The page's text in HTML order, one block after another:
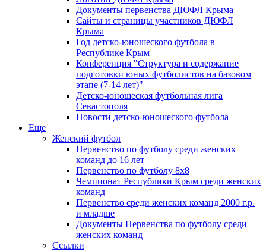
Документы первенства ДЮФЛ Крыма
Сайты и страницы участников ДЮФЛ
Крыма
Год детско-юношеского футбола в
Республике Крым
Конференция "Структура и содержание
подготовки юных футболистов на базовом
этапе (7-14 лет)"
Детско-юношеская футбольная лига
Севастополя
Новости детско-юношеского футбола
Еще
Женский футбол
Первенство по футболу среди женских
команд до 16 лет
Первенство по футболу 8х8
Чемпионат Республики Крым среди женских
команд
Первенство среди женских команд 2000 г.р.
и младше
Документы Первенства по футболу среди
женских команд
Ссылки